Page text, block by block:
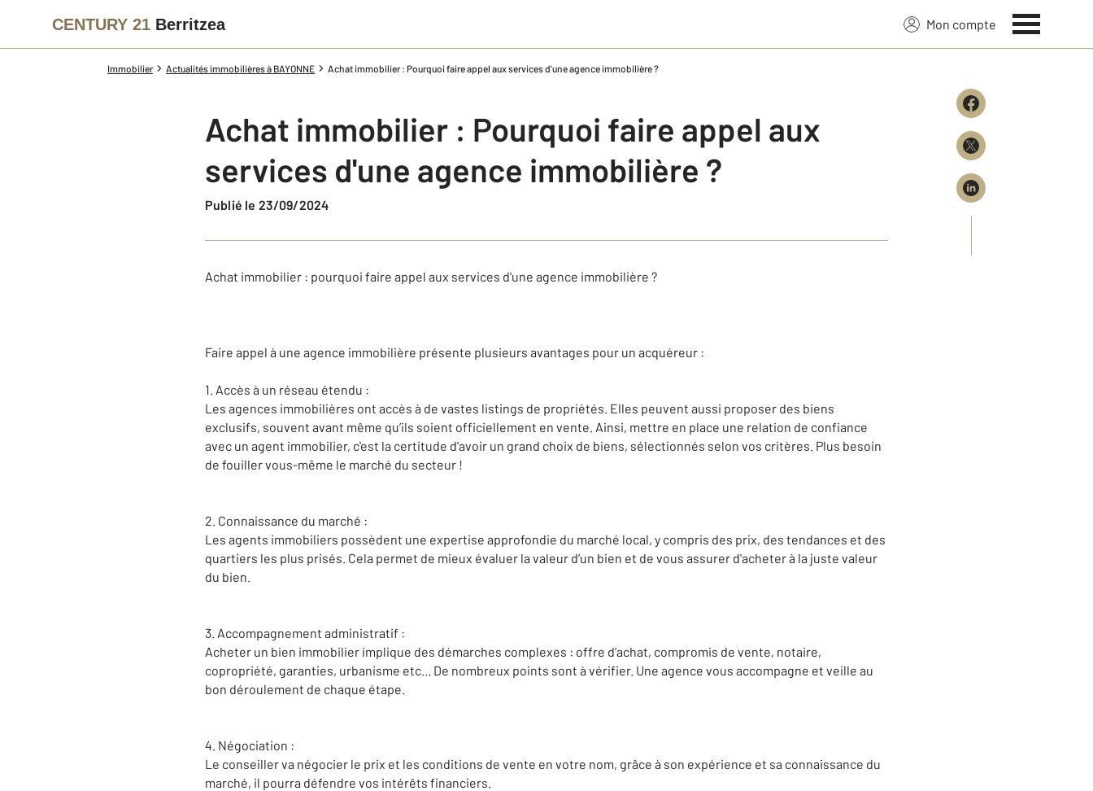
CENTURY 21 Berritzea Mon compte
Immobilier Actualités immobilières à BAYONNE Achat immobilier : Pourquoi faire appel aux services d'une agence immobilière ?
Achat immobilier : Pourquoi faire appel aux
services d'une agence immobilière ?
Publié le 23/09/2024
Achat immobilier : pourquoi faire appel aux services d'une agence immobilière ?
Faire appel à une agence immobilière présente plusieurs avantages pour un acquéreur :
1. Accès à un réseau étendu :
Les agences immobilières ont accès à de vastes listings de propriétés. Elles peuvent aussi proposer des biens
exclusifs, souvent avant même qu’ils soient officiellement en vente. Ainsi, mettre en place une relation de confiance
avec un agent immobilier, c'est la certitude d'avoir un grand choix de biens, sélectionnés selon vos critères. Plus besoin
de fouiller vous-même le marché du secteur !
2. Connaissance du marché :
Les agents immobiliers possèdent une expertise approfondie du marché local, y compris des prix, des tendances et des
quartiers les plus prisés. Cela permet de mieux évaluer la valeur d’un bien et de vous assurer d'acheter à la juste valeur
du bien.
3. Accompagnement administratif :
Acheter un bien immobilier implique des démarches complexes : offre d’achat, compromis de vente, notaire,
copropriété, garanties, urbanisme etc... De nombreux points sont à vérifier. Une agence vous accompagne et veille au
bon déroulement de chaque étape.
4. Négociation :
Le conseiller va négocier le prix et les conditions de vente en votre nom, grâce à son expérience et sa connaissance du
marché, il pourra défendre vos intérêts financiers.